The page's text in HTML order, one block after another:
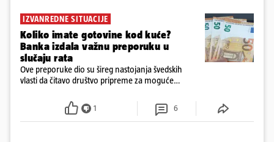
IZVANREDNE SITUACIJE
Koliko imate gotovine kod kuće?
Banka izdala važnu preporuku u
slučaju rata
Ove preporuke dio su šireg nastojanja švedskih
vlasti da čitavo društvo pripreme za moguće
1 6